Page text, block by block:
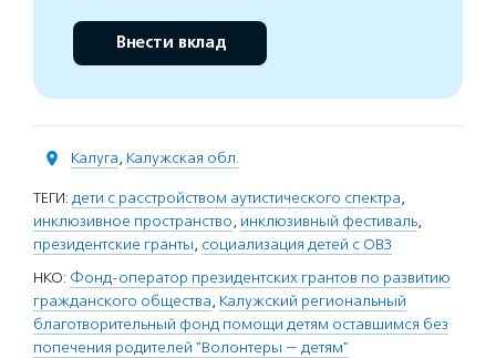
Внести вклад
Калуга, Калужская обл.
ТЕГИ: дети с расстройством аутистического спектра,
инклюзивное пространство, инклюзивный фестиваль,
президентские гранты, социализация детей с ОВЗ
НКО: Фонд-оператор президентских грантов по развитию
гражданского общества, Калужский региональный
благотворительный фонд помощи детям оставшимся без
попечения родителей "Волонтеры — детям"